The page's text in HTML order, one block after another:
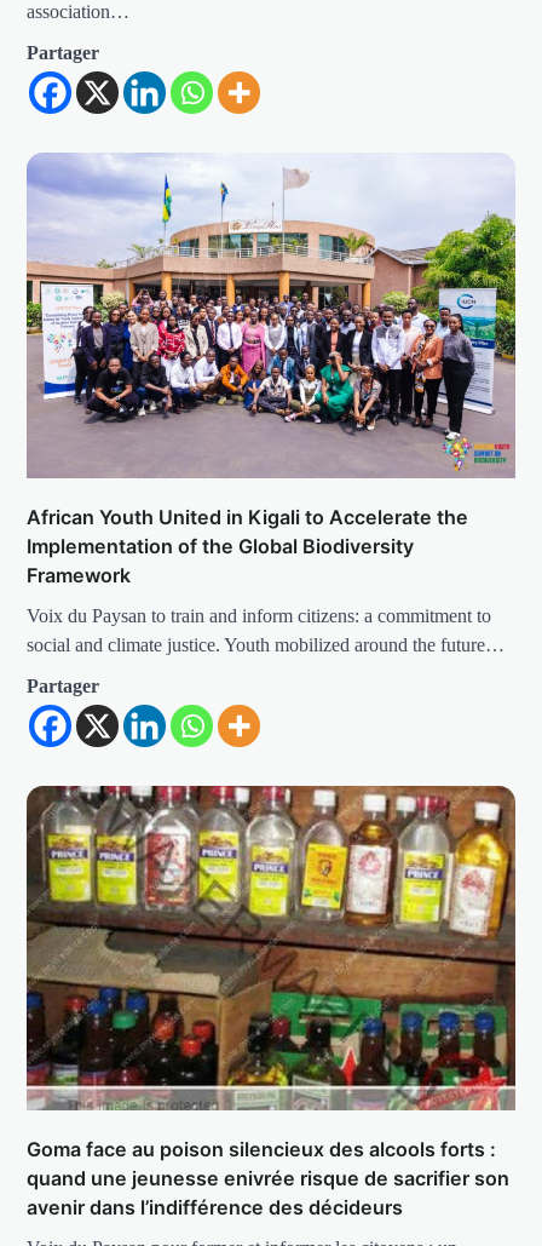
association…
Partager
African Youth United in Kigali to Accelerate the
Implementation of the Global Biodiversity
Framework
Voix du Paysan to train and inform citizens: a commitment to
social and climate justice. Youth mobilized around the future…
Partager
Goma face au poison silencieux des alcools forts :
quand une jeunesse enivrée risque de sacrifier son
avenir dans l’indifférence des décideurs